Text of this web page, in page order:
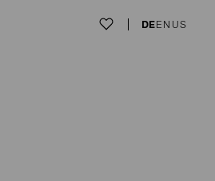
DEEN US